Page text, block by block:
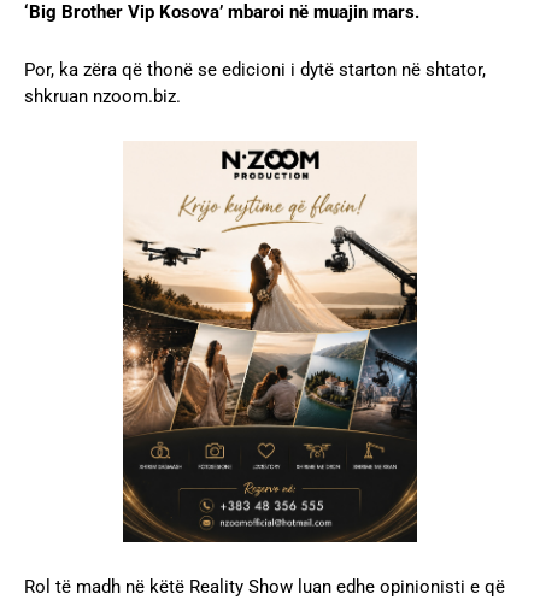
‘Big Brother Vip Kosova’ mbaroi në muajin mars.
Por, ka zëra që thonë se edicioni i dytë starton në shtator,
shkruan nzoom.biz.
Rol të madh në këtë Reality Show luan edhe opinionisti e që